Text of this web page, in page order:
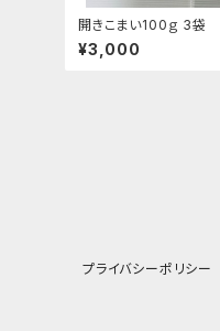
開きこまい100ｇ 3袋 こま
い 珍味 開き コマイ
¥3,000
プライバシーポリシー